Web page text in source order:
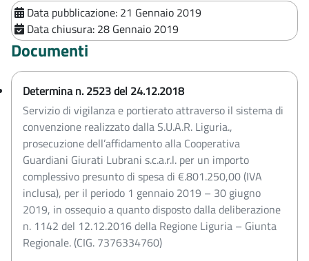
Data pubblicazione: 21 Gennaio 2019
Data chiusura: 28 Gennaio 2019
Documenti
Determina n. 2523 del 24.12.2018
Servizio di vigilanza e portierato attraverso il sistema di
convenzione realizzato dalla S.U.A.R. Liguria.,
prosecuzione dell’affidamento alla Cooperativa
Guardiani Giurati Lubrani s.c.a.r.l. per un importo
complessivo presunto di spesa di €.801.250,00 (IVA
inclusa), per il periodo 1 gennaio 2019 – 30 giugno
2019, in ossequio a quanto disposto dalla deliberazione
n. 1142 del 12.12.2016 della Regione Liguria – Giunta
Regionale. (CIG. 7376334760)